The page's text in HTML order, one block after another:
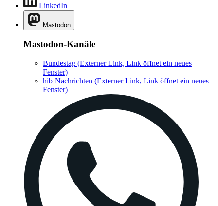
LinkedIn
Mastodon
Mastodon-Kanäle
Bundestag (Externer Link, Link öffnet ein neues
Fenster)
hib-Nachrichten (Externer Link, Link öffnet ein neues
Fenster)